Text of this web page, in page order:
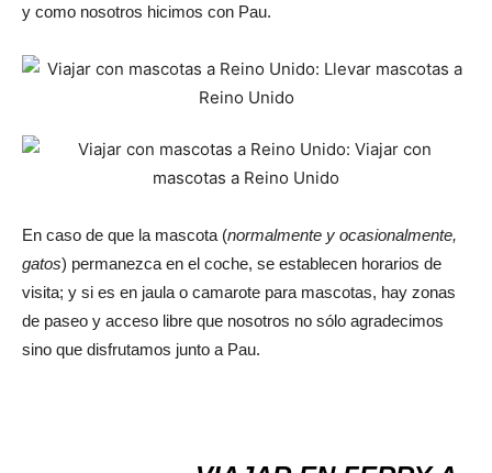
y como nosotros hicimos con Pau.
En caso de que la mascota (normalmente y ocasionalmente,
gatos) permanezca en el coche, se establecen horarios de
visita; y si es en jaula o camarote para mascotas, hay zonas
de paseo y acceso libre que nosotros no sólo agradecimos
sino que disfrutamos junto a Pau.